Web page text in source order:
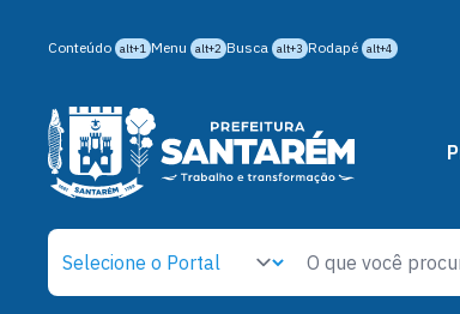
Conteúdo alt+1 Menu alt+2 Busca alt+3 Rodapé alt+4